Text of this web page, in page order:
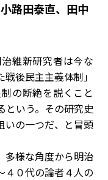
路田泰直、田中
維新研究者は今な
後民主主義体制」
の断絶を説くこと
という。その研究史
いの一つだ、と冒頭
多様な角度から明治
４０代の論者４人の